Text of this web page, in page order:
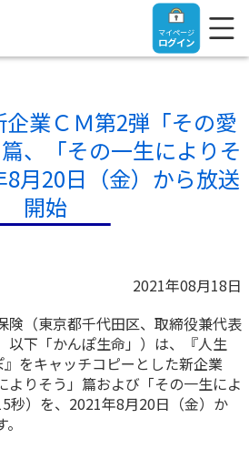
マイページ
ログイン
ージログイン
手術保険金のご請求
客さま
客さま
さい】企業経営でお悩みの方はこ
業ＣＭ第2弾「その愛
、「その一生によりそ
月20日（金）から放送
開始
2021年08月18日
（東京都千代田区、取締役兼代表
下「かんぽ生命」）は、『人生
をキャッチコピーとした新企業
よりそう」篇および「その一生によ
秒）を、2021年8月20日（金）か